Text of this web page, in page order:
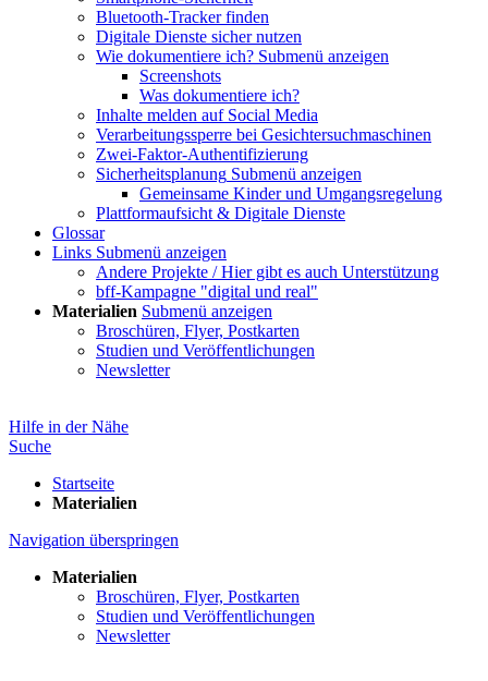
Bluetooth-Tracker finden
Digitale Dienste sicher nutzen
Wie dokumentiere ich? Submenü anzeigen
Screenshots
Was dokumentiere ich?
Inhalte melden auf Social Media
Verarbeitungssperre bei Gesichtersuchmaschinen
Zwei-Faktor-Authentifizierung
Sicherheitsplanung Submenü anzeigen
Gemeinsame Kinder und Umgangsregelung
Plattformaufsicht & Digitale Dienste
Glossar
Links Submenü anzeigen
Andere Projekte / Hier gibt es auch Unterstützung
bff-Kampagne "digital und real"
Materialien Submenü anzeigen
Broschüren, Flyer, Postkarten
Studien und Veröffentlichungen
Newsletter
Hilfe in der Nähe
Suche
Startseite
Materialien
Navigation überspringen
Materialien
Broschüren, Flyer, Postkarten
Studien und Veröffentlichungen
Newsletter